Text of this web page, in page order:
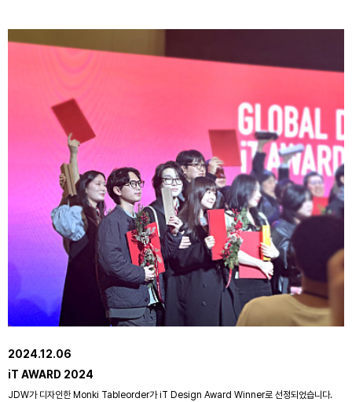
2024.12.06
iT AWARD 2024
JDW가 디자인한 Monki Tableorder가 iT Design Award Winner로 선정되었습니다.